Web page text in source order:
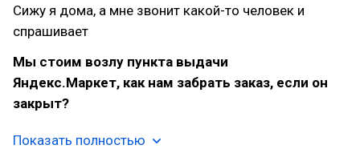
Сижу я дома, а мне звонит какой-то человек и
спрашивает
Мы стоим возлу пункта выдачи
Яндекс.Маркет, как нам забрать заказ, если он
закрыт?
Показать полностью